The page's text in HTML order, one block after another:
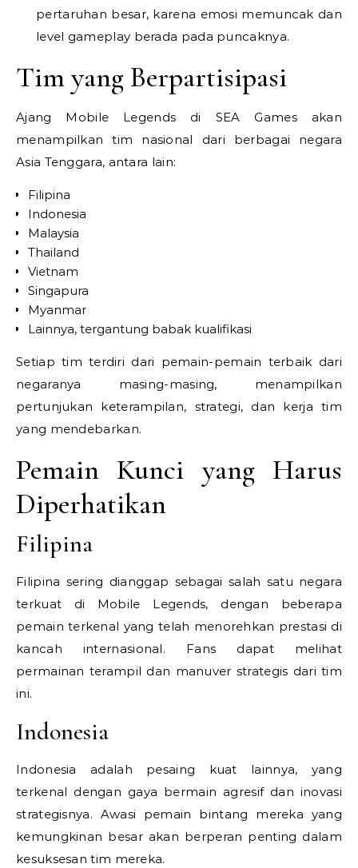
pertaruhan besar, karena emosi memuncak dan
level gameplay berada pada puncaknya.
Tim yang Berpartisipasi
Ajang Mobile Legends di SEA Games akan
menampilkan tim nasional dari berbagai negara
Asia Tenggara, antara lain:
Filipina
Indonesia
Malaysia
Thailand
Vietnam
Singapura
Myanmar
Lainnya, tergantung babak kualifikasi
Setiap tim terdiri dari pemain-pemain terbaik dari
negaranya masing-masing, menampilkan
pertunjukan keterampilan, strategi, dan kerja tim
yang mendebarkan.
Pemain Kunci yang Harus
Diperhatikan
Filipina
Filipina sering dianggap sebagai salah satu negara
terkuat di Mobile Legends, dengan beberapa
pemain terkenal yang telah menorehkan prestasi di
kancah internasional. Fans dapat melihat
permainan terampil dan manuver strategis dari tim
ini.
Indonesia
Indonesia adalah pesaing kuat lainnya, yang
terkenal dengan gaya bermain agresif dan inovasi
strategisnya. Awasi pemain bintang mereka yang
kemungkinan besar akan berperan penting dalam
kesuksesan tim mereka.